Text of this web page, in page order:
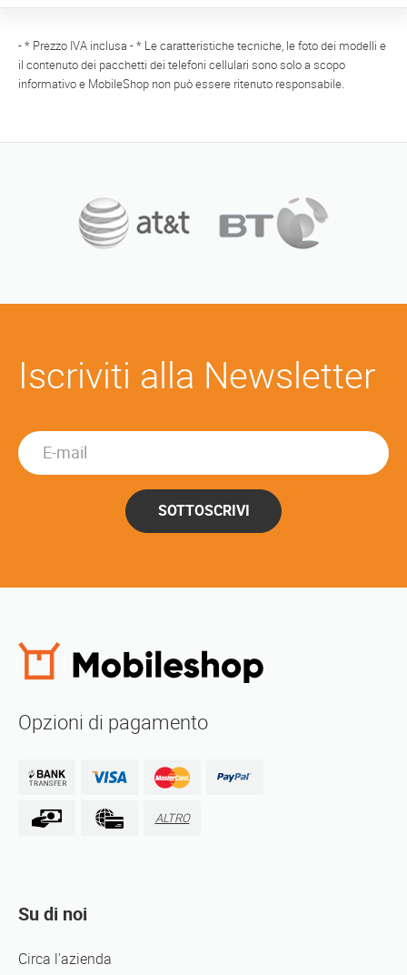
- * Prezzo IVA inclusa - * Le caratteristiche tecniche, le foto dei modelli e
il contenuto dei pacchetti dei telefoni cellulari sono solo a scopo
informativo e MobileShop non può essere ritenuto responsabile.
Iscriviti alla Newsletter
SOTTOSCRIVI
Opzioni di pagamento
ALTRO
Su di noi
Circa l'azienda